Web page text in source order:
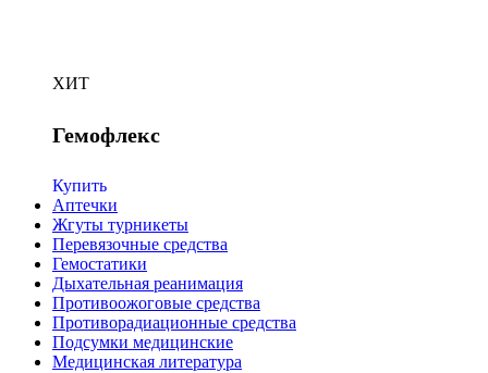
ХИТ
Гемофлекс
Купить
Аптечки
Жгуты турникеты
Перевязочные средства
Гемостатики
Дыхательная реанимация
Противоожоговые средства
Противорадиационные средства
Подсумки медицинские
Медицинская литература